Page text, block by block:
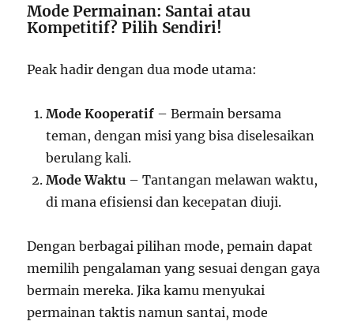
Mode Permainan: Santai atau
Kompetitif? Pilih Sendiri!
Peak hadir dengan dua mode utama:
Mode Kooperatif – Bermain bersama
teman, dengan misi yang bisa diselesaikan
berulang kali.
Mode Waktu – Tantangan melawan waktu,
di mana efisiensi dan kecepatan diuji.
Dengan berbagai pilihan mode, pemain dapat
memilih pengalaman yang sesuai dengan gaya
bermain mereka. Jika kamu menyukai
permainan taktis namun santai, mode